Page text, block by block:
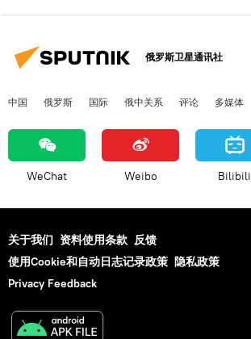
俄罗斯卫星通讯社
中国 俄罗斯 国际 俄中关系 评论 多媒体
WeChat Weibo Bilibili
关于我们 资料使用条款 反馈
使用Cookie和自动日志记录政策 隐私政策
Privacy Feedback